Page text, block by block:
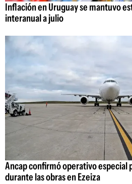
Inflación en Uruguay se mantuvo
interanual a julio
Ancap confirmó operativo especial
durante las obras en Ezeiza